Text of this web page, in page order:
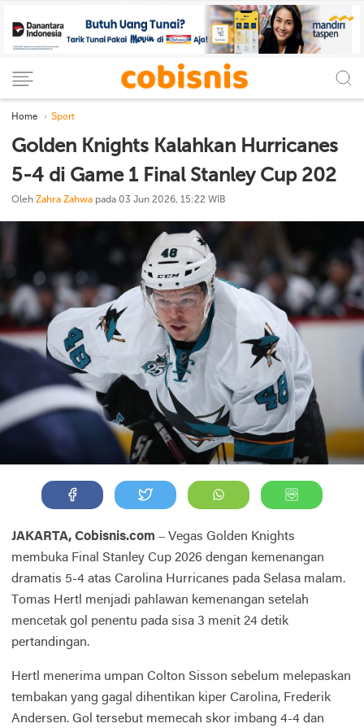
Home Sport
Golden Knights Kalahkan Hurricanes
5-4 di Game 1 Final Stanley Cup 202
Oleh Zahra Zahwa pada 03 Jun 2026, 15:22 WIB
JAKARTA, Cobisnis.com – Vegas Golden Knights
membuka Final Stanley Cup 2026 dengan kemenangan
dramatis 5-4 atas Carolina Hurricanes pada Selasa malam.
Tomas Hertl menjadi pahlawan kemenangan setelah
mencetak gol penentu pada sisa 3 menit 24 detik
pertandingan.
Hertl menerima umpan Colton Sisson sebelum melepaskan
tembakan yang gagal dihentikan kiper Carolina, Frederik
Andersen. Gol tersebut memecah skor imbang 4-4 dan